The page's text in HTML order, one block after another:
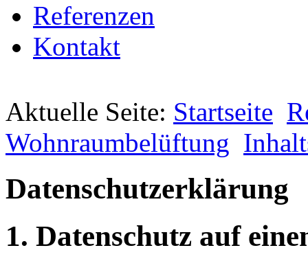
Referenzen
Kontakt
Aktuelle Seite: Startseite
Wohnraumbelüftung
Datenschutz­erklärung
1. Datenschutz auf